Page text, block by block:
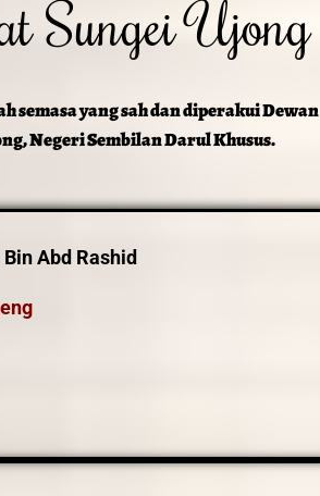
Sungei Ujong
semasa yang sah dan diperakui Dewan
Negeri Sembilan Darul Khusus.
Abd Rashid